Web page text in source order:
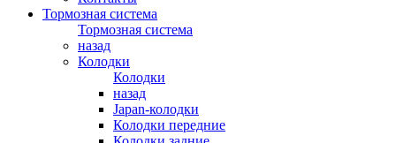
Тормозная система
Тормозная система
назад
Колодки
Колодки
назад
Japan-колодки
Колодки передние